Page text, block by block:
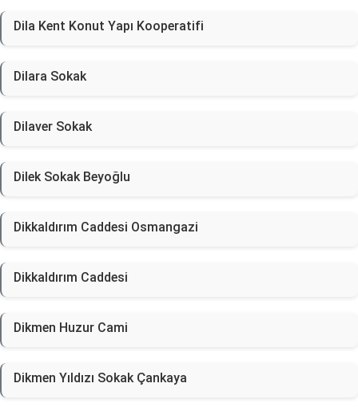
Dila Kent Konut Yapı Kooperatifi
Dilara Sokak
Dilaver Sokak
Dilek Sokak Beyoğlu
Dikkaldırım Caddesi Osmangazi
Dikkaldırım Caddesi
Dikmen Huzur Cami
Dikmen Yıldızı Sokak Çankaya